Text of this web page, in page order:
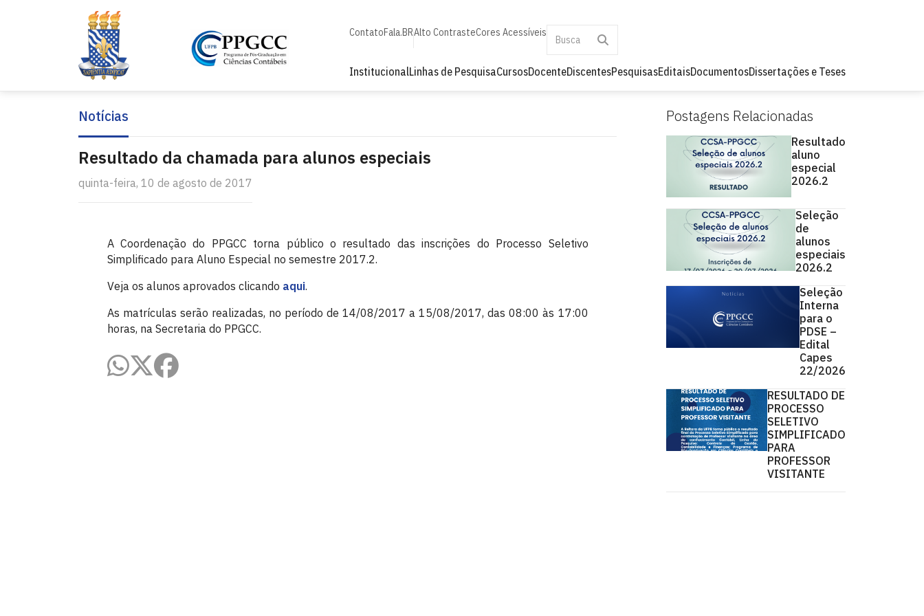
ContatoFala.BRAlto ContrasteCores Acessíveis
InstitucionalLinhas de PesquisaCursosDocenteDiscentesPesquisasEditaisDocumentosDissertações e Teses
Postagens Relacionadas
Resultado
aluno
especial
2026.2
Seleção
de
alunos
especiais
2026.2
Seleção
Interna
para o
PDSE –
Edital
Capes
22/2026
RESULTADO DE
PROCESSO
SELETIVO
SIMPLIFICADO
PARA
PROFESSOR
VISITANTE
Notícias
Resultado da chamada para alunos especiais
quinta-feira, 10 de agosto de 2017
A Coordenação do PPGCC torna público o resultado das inscrições do Processo Seletivo
Simplificado para Aluno Especial no semestre 2017.2.
Veja os alunos aprovados clicando aqui.
As matrículas serão realizadas, no período de 14/08/2017 a 15/08/2017, das 08:00 às 17:00
horas, na Secretaria do PPGCC.